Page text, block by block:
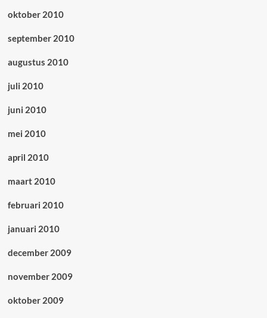
oktober 2010
september 2010
augustus 2010
juli 2010
juni 2010
mei 2010
april 2010
maart 2010
februari 2010
januari 2010
december 2009
november 2009
oktober 2009